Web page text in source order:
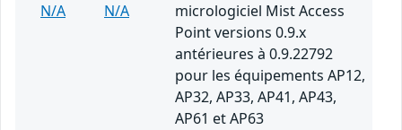
N/A
N/A
micrologiciel Mist Access
Point versions 0.9.x
antérieures à 0.9.22792
pour les équipements AP12,
AP32, AP33, AP41, AP43,
AP61 et AP63